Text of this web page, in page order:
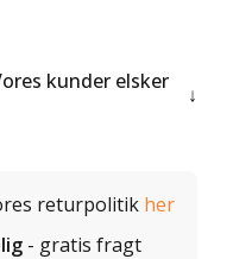
kunder elsker
returpolitik her
- gratis fragt